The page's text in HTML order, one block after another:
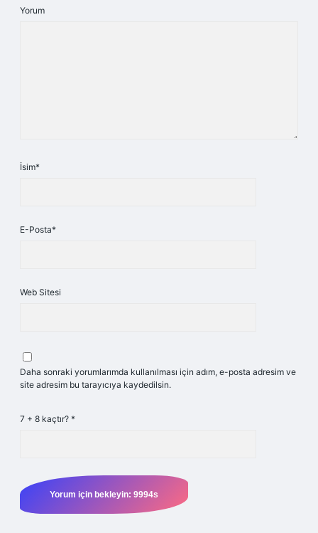
Yorum
İsim*
E-Posta*
Web Sitesi
Daha sonraki yorumlarımda kullanılması için adım, e-posta adresim ve
site adresim bu tarayıcıya kaydedilsin.
7 + 8 kaçtır? *